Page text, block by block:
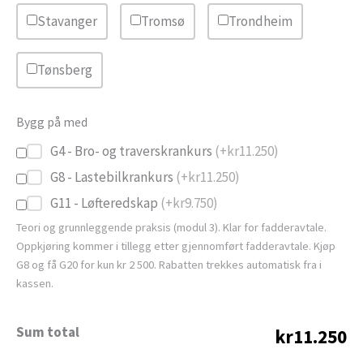
Stavanger Tromsø Trondheim
Tønsberg
Bygg på med
G4 - Bro- og traverskrankurs (+kr11.250)
G8 - Lastebilkrankurs (+kr11.250)
G11 - Løfteredskap (+kr9.750)
Teori og grunnleggende praksis (modul 3). Klar for fadderavtale.
Oppkjøring kommer i tillegg etter gjennomført fadderavtale. Kjøp
G8 og få G20 for kun kr 2 500. Rabatten trekkes automatisk fra i
kassen.
Sum total kr11.250